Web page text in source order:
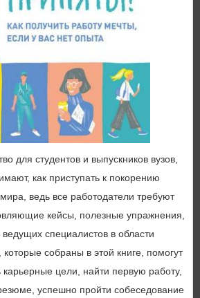
для студентов и выпускников вузов,
как приступать к покорению
ведь все работодатели требуют
кейсы, полезные упражнения,
ведущих специалистов в области
собраны в этой книге, помогут
карьерные цели, найти первую работу,
успешно пройти собеседование